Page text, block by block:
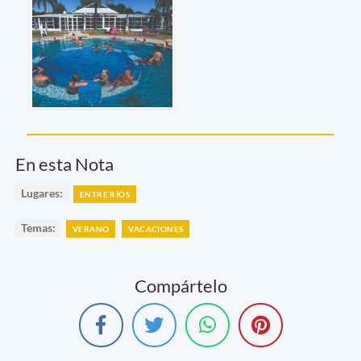
En esta Nota
Lugares: ENTRE RÍOS
Temas: VERANO VACACIONES
Compártelo